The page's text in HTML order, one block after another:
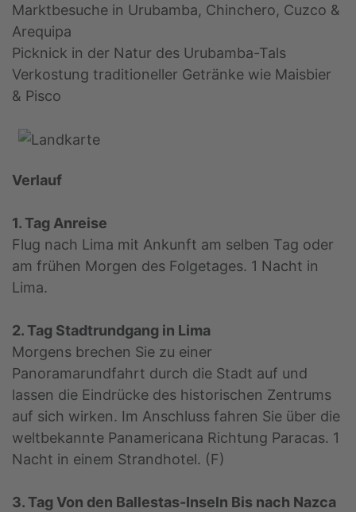
Marktbesuche in Urubamba, Chinchero, Cuzco &
Arequipa
Picknick in der Natur des Urubamba-Tals
Verkostung traditioneller Getränke wie Maisbier
& Pisco
Verlauf
1. Tag Anreise
Flug nach Lima mit Ankunft am selben Tag oder
am frühen Morgen des Folgetages. 1 Nacht in
Lima.
2. Tag Stadtrundgang in Lima
Morgens brechen Sie zu einer
Panoramarundfahrt durch die Stadt auf und
lassen die Eindrücke des historischen Zentrums
auf sich wirken. Im Anschluss fahren Sie über die
weltbekannte Panamericana Richtung Paracas. 1
Nacht in einem Strandhotel. (F)
3. Tag Von den Ballestas-Inseln Bis nach Nazca